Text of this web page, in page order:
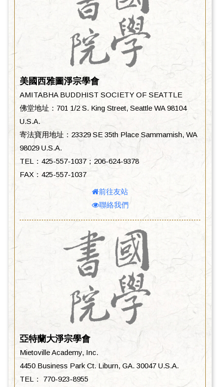
美國西雅圖淨宗學會
AMITABHA BUDDHIST SOCIETY OF SEATTLE
佛堂地址：701 1/2 S. King Street, Seattle WA 98104
U.S.A.
寄法寶用地址：23329 SE 35th Place Sammamish, WA
98029 U.S.A.
TEL：425-557-1037；206-624-9378
FAX：425-557-1037
前往友站
聯絡我們
亞特蘭大淨宗學會
Mietoville Academy, Inc.
4450 Business Park Ct. Liburn, GA. 30047 U.S.A.
TEL： 770-923-8955